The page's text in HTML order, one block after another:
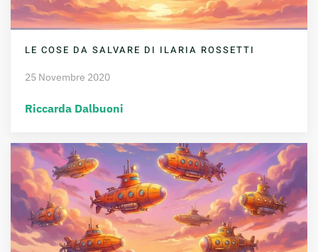
LE COSE DA SALVARE DI ILARIA ROSSETTI
25 Novembre 2020
Riccarda Dalbuoni